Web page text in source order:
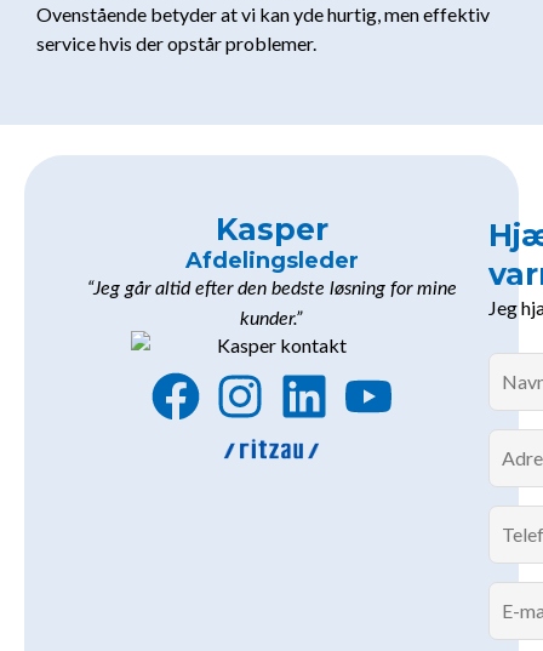
Ovenstående betyder at vi kan yde hurtig, men effektiv
service hvis der opstår problemer.
Kasper
Afdelingsleder
“Jeg går altid efter den bedste løsning for mine
kunder.”
F
a
I
n
L
i
Y
o
Jeg